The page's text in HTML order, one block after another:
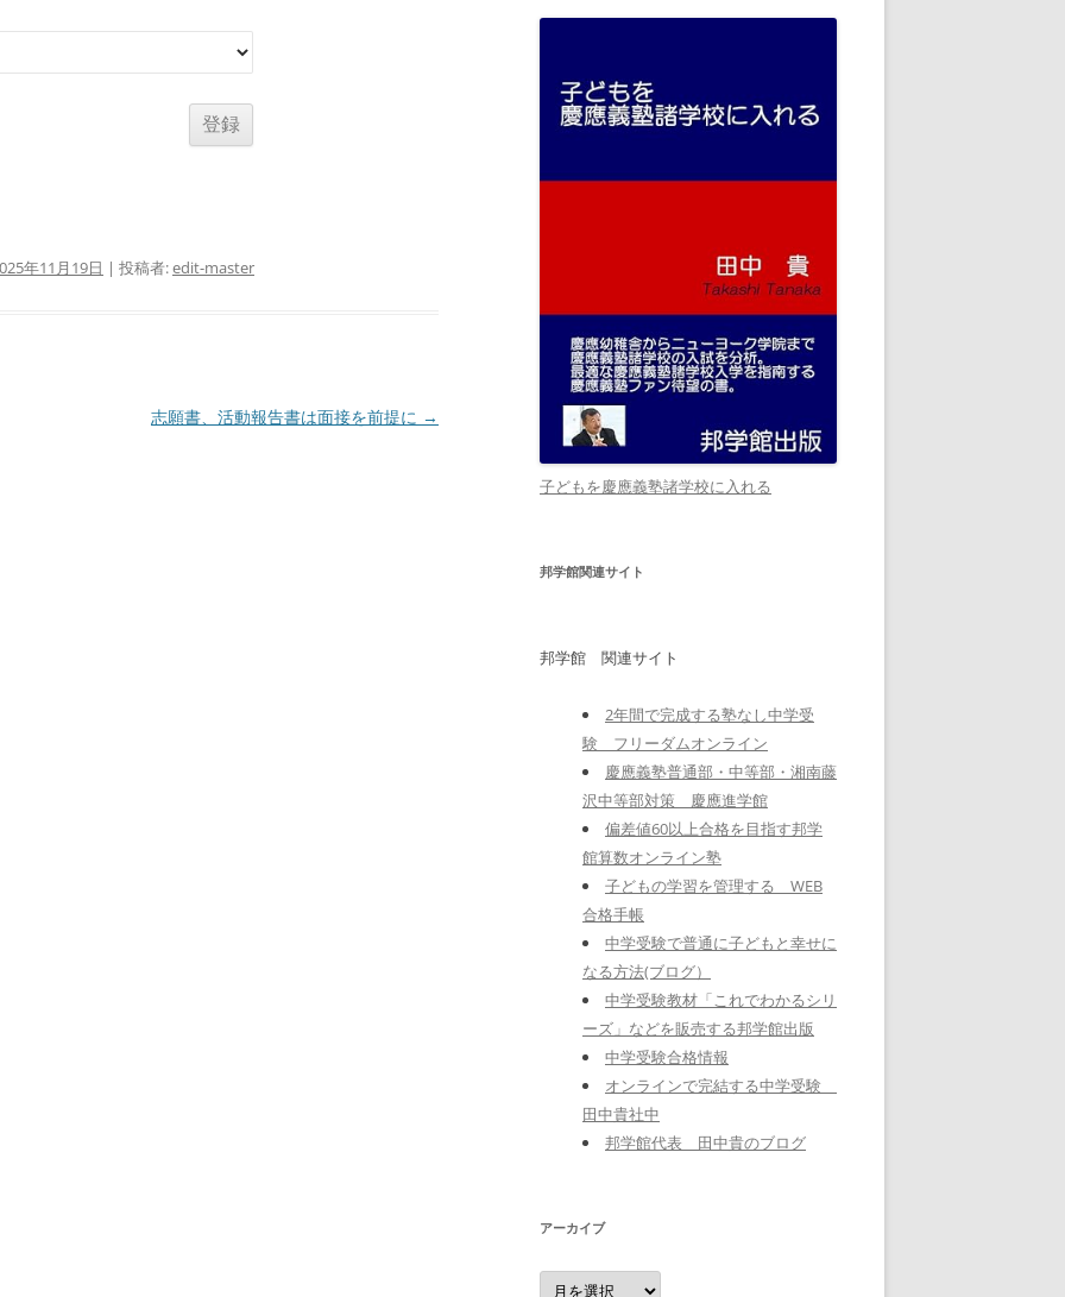
年11月19日 | 投稿者:edit-master
志願書、活動報告書は面接を前提に →
子どもを慶應義塾諸学校に入れる
邦学館関連サイト
邦学館 関連サイト
2年間で完成する塾なし中学受
験 フリーダムオンライン
慶應義塾普通部・中等部・湘南藤
沢中等部対策 慶應進学館
偏差値60以上合格を目指す邦学
館算数オンライン塾
子どもの学習を管理する WEB
合格手帳
中学受験で普通に子どもと幸せに
なる方法(ブログ）
中学受験教材「これでわかるシリ
ーズ」などを販売する邦学館出版
中学受験合格情報
オンラインで完結する中学受験
田中貴社中
邦学館代表 田中貴のブログ
アーカイブ
ア